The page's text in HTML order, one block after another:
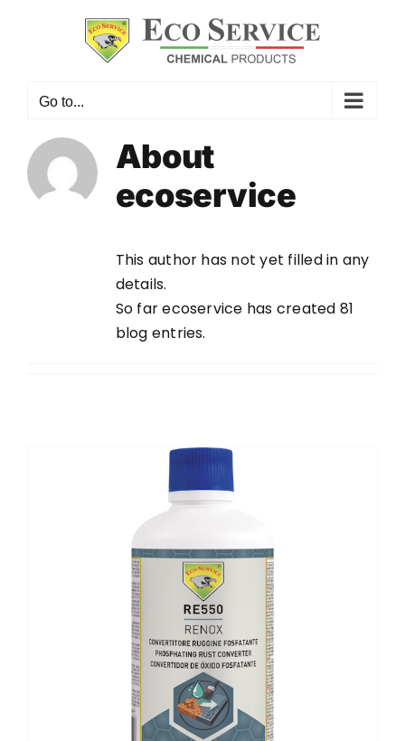
Go to...
About
ecoservice
This author has not yet filled in any
details.
So far ecoservice has created 81
blog entries.